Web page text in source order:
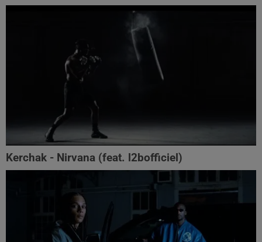
Kerchak - Nirvana (feat. ‪l2bofficiel‬)